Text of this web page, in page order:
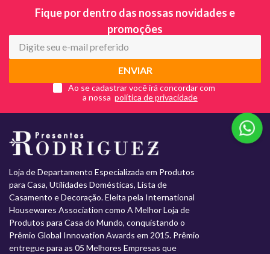
Fique por dentro das nossas novidades e
promoções
ENVIAR
Ao se cadastrar você irá concordar com
a nossa
Loja de Departamento Especializada em Produtos
para Casa, Utilidades Domésticas, Lista de
Casamento e Decoração. Eleita pela International
Housewares Association como A Melhor Loja de
Produtos para Casa do Mundo, conquistando o
Prêmio Global Innovation Awards em 2015. Prêmio
entregue para as 05 Melhores Empresas que